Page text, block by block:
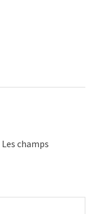
Les champs